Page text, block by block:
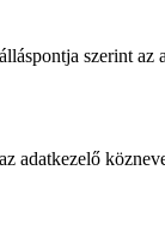
szerint az
adatkezelő